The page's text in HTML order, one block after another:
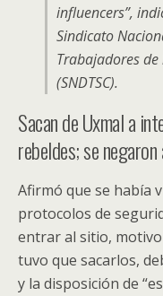
influencers”,
Sindicato
Trabajadores
(SNDTSC).
Sacan de Uxmal a
rebeldes; se
Afirmó que se había
protocolos de
entrar al sitio,
tuvo que sacarlos,
y la disposición de